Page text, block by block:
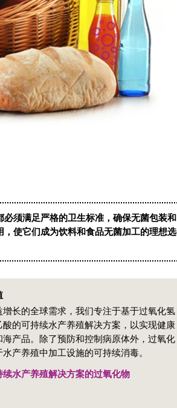
须满足严格的卫生标准，确保无菌包装和
使它们成为饮料和食品无菌加工的理想选
增长的全球需求，我们专注于基于过氧化氢
酸的可持续水产养殖解决方案，以实现健康
海产品。除了预防和控制病原体外，过氧化
产养殖中加工设施的可持续消毒。
续水产养殖解决方案的过氧化物